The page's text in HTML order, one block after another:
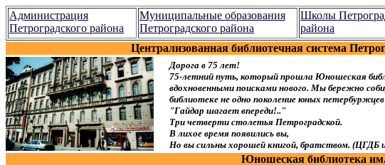
Администрация
Петроградского района
Муниципальные образования
Петроградского района
Школы
района
Дорога в 75 лет!
75-летний путь, который прошла Юношеская
вдохновенными поисками нового. Мы бережно
библиотеке не одно поколение юных
"Гайдар шагает впереди!.."
Три четверти столетья Петроградской.
В лихое время появились вы,
Но вы сильны хорошей книгой, братством. (ЦГДБ
Централизованная библиотечная система
Юношеская библиотека